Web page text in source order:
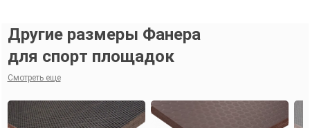
Другие размеры Фанера
для спорт площадок
Смотреть еще